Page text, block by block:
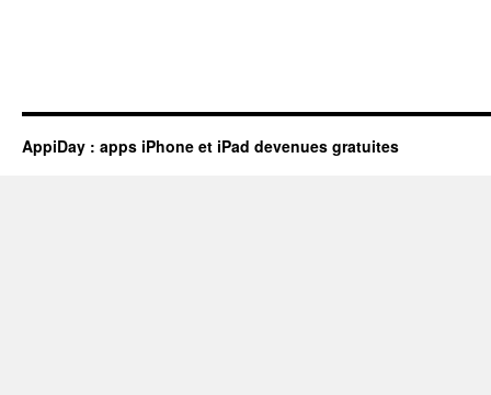
AppiDay : apps iPhone et iPad devenues gratuites